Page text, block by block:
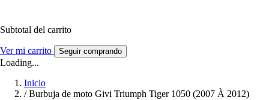
Subtotal del carrito
Ver mi carrito Seguir comprando
Loading...
Inicio
/ Burbuja de moto Givi Triumph Tiger 1050 (2007 À 2012)